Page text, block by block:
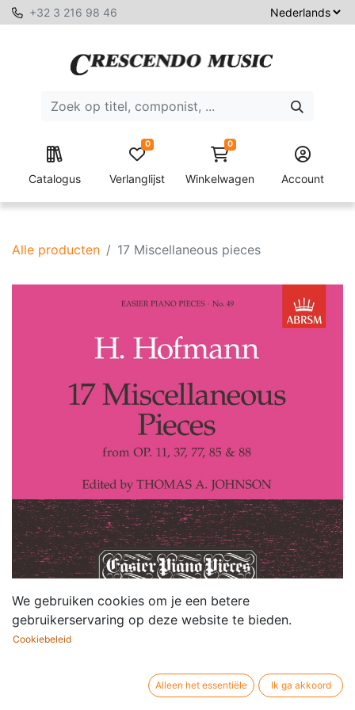
+32 3 216 98 46
Catalogus Verlanglijst
0 0
Winkelwagen Account
Alle producten 17 Miscellaneous pieces
We gebruiken cookies om je een betere
gebruikerservaring op deze website te bieden.
Cookiebeleid
Alleen het essentiële Ik ga akkoord